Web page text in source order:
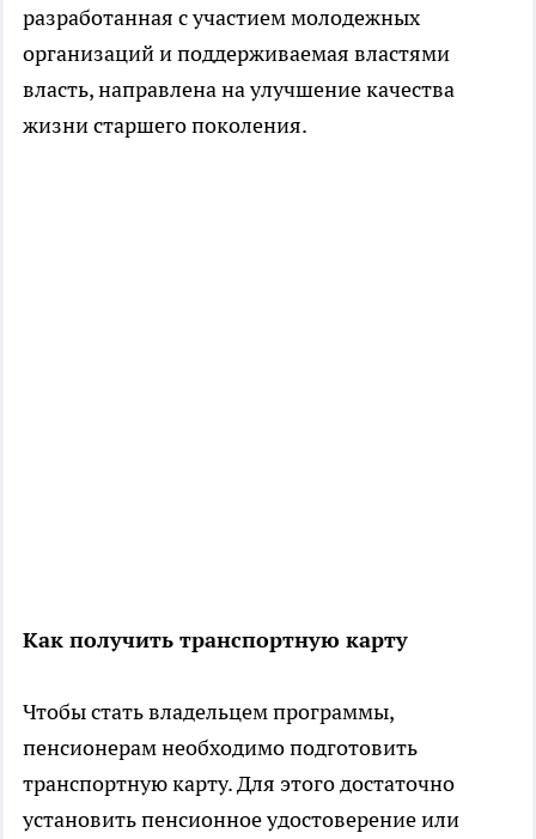
разработанная с участием молодежных
организаций и поддерживаемая властями
власть, направлена ​​на улучшение качества
жизни старшего поколения.
Как получить транспортную карту
Чтобы стать владельцем программы,
пенсионерам необходимо подготовить
транспортную карту. Для этого достаточно
установить пенсионное удостоверение или